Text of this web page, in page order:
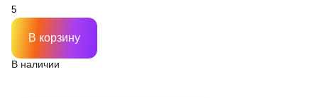
огонь"
В наличии
В корзину